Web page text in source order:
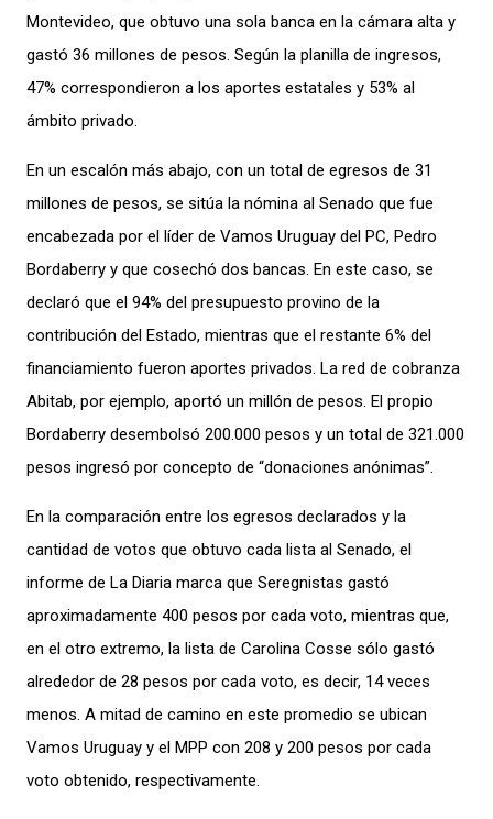
Montevideo, que obtuvo una sola banca en la cámara alta y
gastó 36 millones de pesos. Según la planilla de ingresos,
47% correspondieron a los aportes estatales y 53% al
ámbito privado.
En un escalón más abajo, con un total de egresos de 31
millones de pesos, se sitúa la nómina al Senado que fue
encabezada por el líder de Vamos Uruguay del PC, Pedro
Bordaberry y que cosechó dos bancas. En este caso, se
declaró que el 94% del presupuesto provino de la
contribución del Estado, mientras que el restante 6% del
financiamiento fueron aportes privados. La red de cobranza
Abitab, por ejemplo, aportó un millón de pesos. El propio
Bordaberry desembolsó 200.000 pesos y un total de 321.000
pesos ingresó por concepto de “donaciones anónimas”.
En la comparación entre los egresos declarados y la
cantidad de votos que obtuvo cada lista al Senado, el
informe de La Diaria marca que Seregnistas gastó
aproximadamente 400 pesos por cada voto, mientras que,
en el otro extremo, la lista de Carolina Cosse sólo gastó
alrededor de 28 pesos por cada voto, es decir, 14 veces
menos. A mitad de camino en este promedio se ubican
Vamos Uruguay y el MPP con 208 y 200 pesos por cada
voto obtenido, respectivamente.